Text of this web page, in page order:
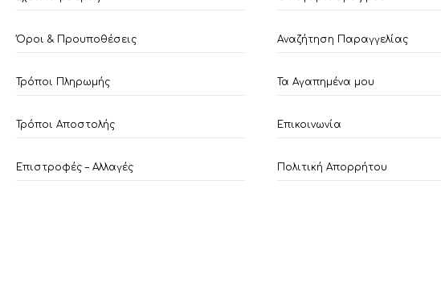
Όροι & Προυποθέσεις
Τρόποι Πληρωμής
Τρόποι Αποστολής
Επιστροφές – Αλλαγές
Αναζήτηση Παραγγελίας
Τα Αγαπημένα μου
Επικοινωνία
Πολιτική Απορρήτου